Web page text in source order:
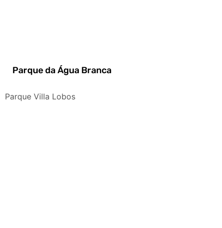
Parque da Água Branca
Parque Villa Lobos